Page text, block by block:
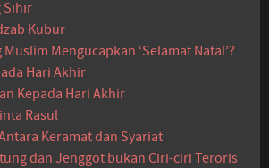
Sihir
Kubur
Mengucapkan ‘Selamat Natal’?
Hari Akhir
Kepada Hari Akhir
Rasul
Keramat dan Syariat
dan Jenggot bukan Ciri-ciri Teroris